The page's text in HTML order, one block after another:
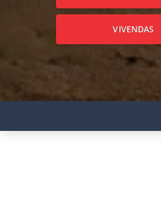
VIVENDAS